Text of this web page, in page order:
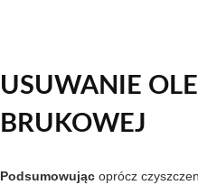
USUWANIE
BRUKOWEJ
Podsumowując oprócz